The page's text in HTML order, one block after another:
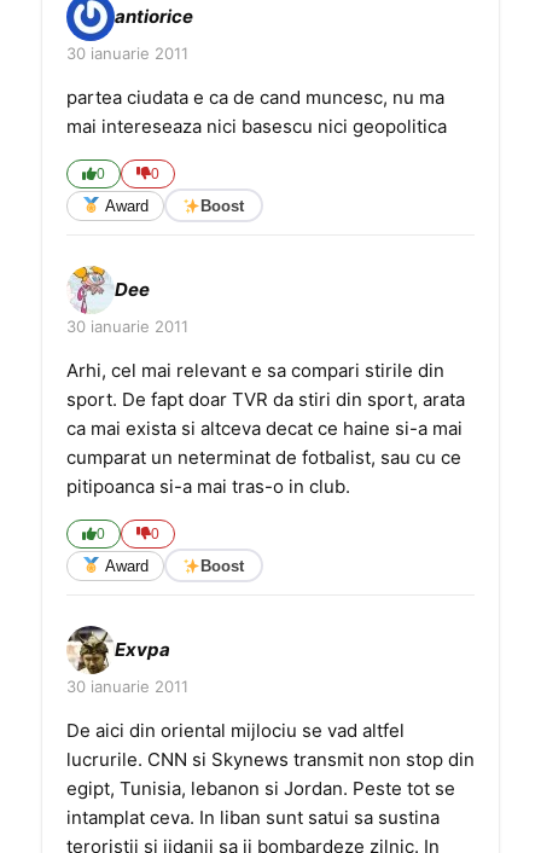
antiorice
30 ianuarie 2011
partea ciudata e ca de cand muncesc, nu ma
mai intereseaza nici basescu nici geopolitica
0 0
Award Boost
Dee
30 ianuarie 2011
Arhi, cel mai relevant e sa compari stirile din
sport. De fapt doar TVR da stiri din sport, arata
ca mai exista si altceva decat ce haine si-a mai
cumparat un neterminat de fotbalist, sau cu ce
pitipoanca si-a mai tras-o in club.
0 0
Award Boost
Exvpa
30 ianuarie 2011
De aici din oriental mijlociu se vad altfel
lucrurile. CNN si Skynews transmit non stop din
egipt, Tunisia, lebanon si Jordan. Peste tot se
intamplat ceva. In liban sunt satui sa sustina
teroristii si jidanii sa ii bombardeze zilnic. In